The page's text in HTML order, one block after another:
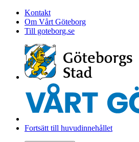
Kontakt
Om Vårt Göteborg
Till goteborg.se
Fortsätt till huvudinnehållet